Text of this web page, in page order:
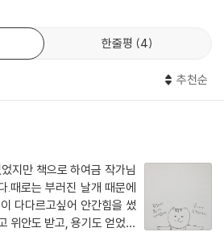
시자의 눈을 피할 수 없는 운명인 양 또 다른
즘)은 그에게 절망과 희망(?)을 동시에 가져
하게 된다. 목탄으로 그린 『가드를 올리고』
선을 그대로 드러낸 『점복이 깜정이』 등 책
가 특유의 이야기에 맞는 그림들로 채워 간
승부를 놓고 온 힘을 다해 한판 뒤집기를 시
그렇게 기적같이 찾아온 깨달음의 결과다.
속에서 찾아낸 자기만의 그림책. 그에게 과
말은 진짜였다.
한줄평 4
추천순
지만 책으로 하여금 작가님
.때로는 부러진 날개 때문에
다다르고싶어 안간힘을 썼
위안도 받고, 용기도 얻었습